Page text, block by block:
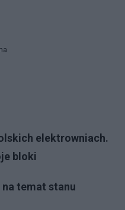
elektrowniach.
bloki
temat stanu